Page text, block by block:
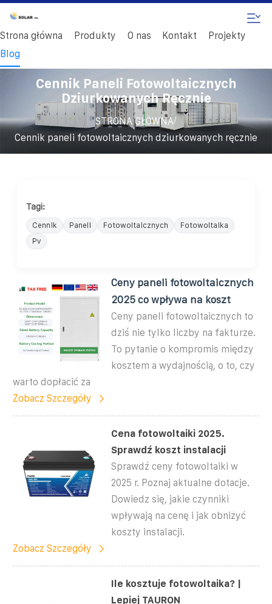
Strona główna Produkty O nas Kontakt
Projekty
Blog
Cennik Paneli Fotowoltaicznych
Dziurkowanych Ręcznie
STRONA GŁÓWNA/
Cennik paneli fotowoltaicznych dziurkowanych ręcznie
Tagi:
Cennik Paneli Fotowoltaicznych
Fotowoltaika
Pv
Ceny paneli fotowoltaicznych
2025 co wpływa na koszt
Ceny paneli fotowoltaicznych to
dziś nie tylko liczby na fakturze.
To pytanie o kompromis między
kosztem a wydajnością, o to, czy
warto dopłacić za
Zobacz Szczegóły
Cena fotowoltaiki 2025.
Sprawdź koszt instalacji
Sprawdź ceny fotowoltaiki w
2025 r. Poznaj aktualne dotacje.
Dowiedz się, jakie czynniki
wpływają na cenę i jak obniżyć
koszty instalacji.
Zobacz Szczegóły
Ile kosztuje fotowoltaika? |
Lepiej TAURON